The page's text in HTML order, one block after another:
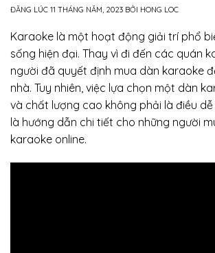
ĐĂNG LÚC 11 THÁNG NĂM, 2023 BỞI HONG LOC
Karaoke là một hoạt động giải trí phổ
sống hiện đại. Thay vì đi đến các quán
người đã quyết định mua dàn karaoke
nhà. Tuy nhiên, việc lựa chọn một dàn
và chất lượng cao không phải là điều
là hướng dẫn chi tiết cho những người
karaoke online.